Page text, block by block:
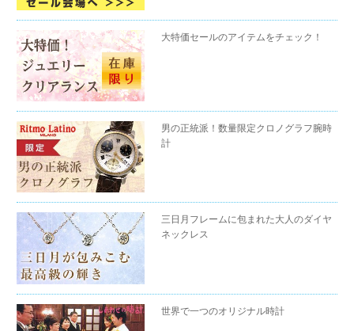
大特価セールのアイテムをチェック！
男の正統派！数量限定クロノグラフ腕時
計
三日月フレームに包まれた大人のダイヤ
ネックレス
世界で一つのオリジナル時計